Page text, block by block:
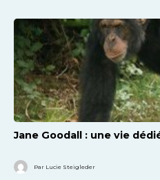
Jane Goodall : une vie
Par Lucie Steigleder